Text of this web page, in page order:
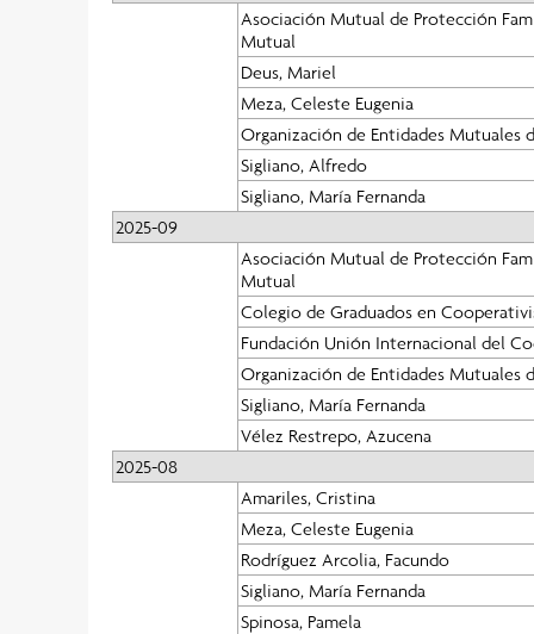
Asociación Mutual de Protección
Mutual
Deus, Mariel
Meza, Celeste Eugenia
Organización de Entidades Mutuales
Sigliano, Alfredo
Sigliano, María Fernanda
2025-09
Asociación Mutual de Protección
Mutual
Colegio de Graduados en
Fundación Unión Internacional del
Organización de Entidades Mutuales
Sigliano, María Fernanda
Vélez Restrepo, Azucena
2025-08
Amariles, Cristina
Meza, Celeste Eugenia
Rodríguez Arcolia, Facundo
Sigliano, María Fernanda
Spinosa, Pamela